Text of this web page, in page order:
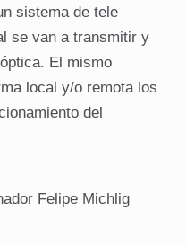
sistema de tele
se van a transmitir y
El mismo
local y/o remota los
del
Felipe Michlig